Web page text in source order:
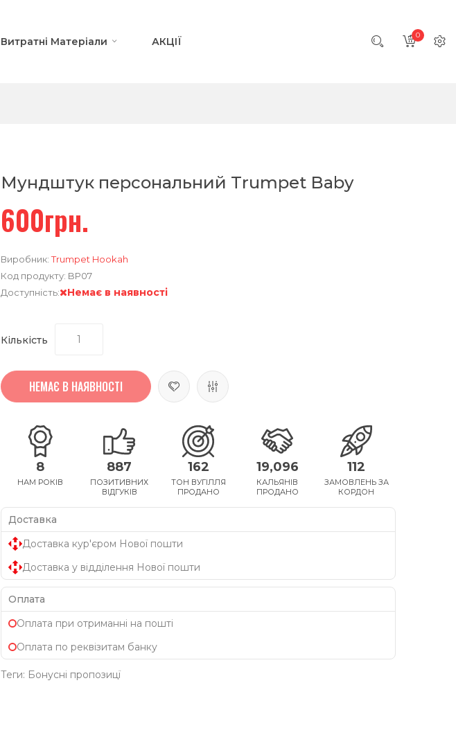
Витратні Матеріали АКЦІЇ
0
Мундштук персональний Trumpet Baby
600грн.
Виробник:Trumpet Hookah
Код продукту: BP07
Доступність:
Немає в наявності
Кількість
НЕМАЄ В НАЯВНОСТІ
8
НАМ РОКІВ
887
ПОЗИТИВНИХ
ВІДГУКІВ
162
ТОН ВУГІЛЛЯ
ПРОДАНО
19,096
КАЛЬЯНІВ
ПРОДАНО
112
ЗАМОВЛЕНЬ ЗА
КОРДОН
Доставка
Доставка кур'єром Нової пошти
Доставка у відділення Нової пошти
Оплата
Оплата при отриманні на пошті
Оплата по реквізитам банку
Теги: Бонусні пропозицї